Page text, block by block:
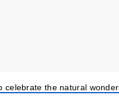
the natural